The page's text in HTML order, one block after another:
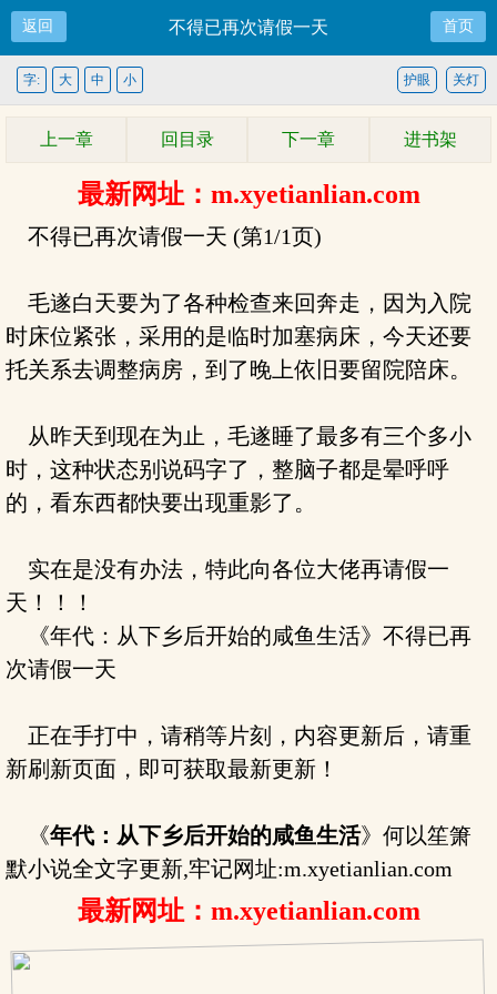
返回 不得已再次请假一天 首页
关灯
护眼
字: 大 中 小
上一章 回目录 下一章 进书架
最新网址：m.xyetianlian.com
不得已再次请假一天 (第1/1页)
毛遂白天要为了各种检查来回奔走，因为入院
时床位紧张，采用的是临时加塞病床，今天还要
托关系去调整病房，到了晚上依旧要留院陪床。
从昨天到现在为止，毛遂睡了最多有三个多小
时，这种状态别说码字了，整脑子都是晕呼呼
的，看东西都快要出现重影了。
实在是没有办法，特此向各位大佬再请假一
天！！！
《年代：从下乡后开始的咸鱼生活》不得已再
次请假一天
正在手打中，请稍等片刻，内容更新后，请重
新刷新页面，即可获取最新更新！
《年代：从下乡后开始的咸鱼生活》何以笙箫
默小说全文字更新,牢记网址:m.xyetianlian.com
最新网址：m.xyetianlian.com